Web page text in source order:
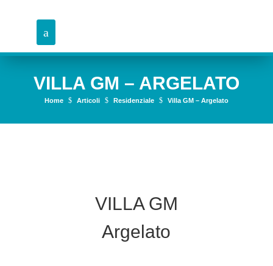
VILLA GM – ARGELATO
Home $ Articoli $ Residenziale $ Villa GM – Argelato
VILLA GM
Argelato